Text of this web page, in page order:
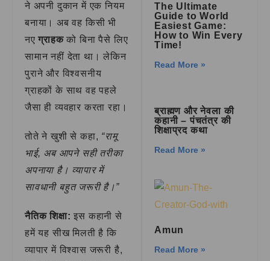
ने अपनी दुकान में एक नियम
बनाया। अब वह किसी भी
नएग्राहकको बिना पैसे लिए
सामान नहीं देता था। लेकिन
पुराने और विश्वसनीय
ग्राहकों के साथ वह पहले
जैसा ही व्यवहार करता रहा।
तोते ने खुशी से कहा, “रामू
भाई, अब आपने सही तरीका
अपनाया है। व्यापार में
सावधानी बहुत जरूरी है।”
नैतिक शिक्षा: इस कहानी से
हमें यह सीख मिलती है कि
व्यापार में विश्वास जरूरी है,
The Ultimate
Guide to World
Easiest Game:
How to Win Every
Time!
Read More »
ब्राह्मण और नेवला की
कहानी – पंचतंत्र की
शिक्षाप्रद कथा
Read More »
Amun
Read More »